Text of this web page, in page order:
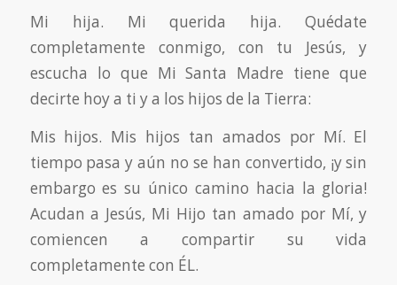
Mi hija. Mi querida hija. Quédate
completamente conmigo, con tu Jesús, y
escucha lo que Mi Santa Madre tiene que
decirte hoy a ti y a los hijos de la Tierra:
Mis hijos. Mis hijos tan amados por Mí. El
tiempo pasa y aún no se han convertido, ¡y sin
embargo es su único camino hacia la gloria!
Acudan a Jesús, Mi Hijo tan amado por Mí, y
comiencen a compartir su vida
completamente con ÉL.